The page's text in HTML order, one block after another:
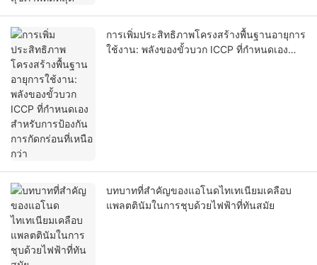
การเพิ่มประสิทธิภาพโครงสร้างพื้นฐานอายุการ
ใช้งาน: พลังของขั้วบวก ICCP ที่กำหนดเอง
บทบาทที่สำคัญของแอโนดไทเทเนียมเคลือบ
แพลตตินัมในการชุบด้วยไฟฟ้าที่ทันสมัย